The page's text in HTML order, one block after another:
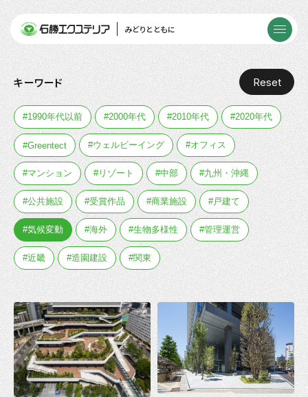
みどりとともに
キーワード Reset
#1990年代以前 #2000年代 #2010年代 #2020年代
#Greentect #ウェルビーイング #オフィス
#マンション #リゾート #中部 #九州・沖縄
#公共施設 #受賞作品 #商業施設 #戸建て
#気候変動 #海外 #生物多様性 #管理運営
#近畿 #造園建設 #関東